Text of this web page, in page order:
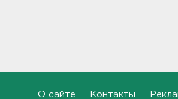
О сайте Контакты